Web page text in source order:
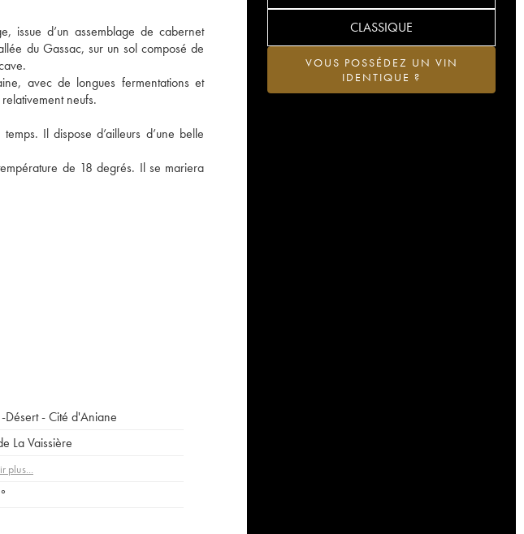
issue d’un assemblage de cabernet
du Gassac, sur un sol composé de
avec de longues fermentations et
neufs.
Il dispose d’ailleurs d’une belle
de 18 degrés. Il se mariera
CLASSIQUE
VOUS POSSÉDEZ UN VIN
IDENTIQUE ?
Désert - Cité d'Aniane
La Vaissière
plus...